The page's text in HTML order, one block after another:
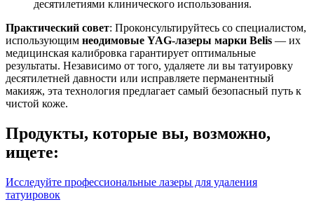
десятилетиями клинического использования.
Практический совет: Проконсультируйтесь со специалистом,
использующим неодимовые YAG-лазеры марки Belis — их
медицинская калибровка гарантирует оптимальные
результаты. Независимо от того, удаляете ли вы татуировку
десятилетней давности или исправляете перманентный
макияж, эта технология предлагает самый безопасный путь к
чистой коже.
Продукты, которые вы, возможно,
ищете:
Исследуйте профессиональные лазеры для удаления
татуировок